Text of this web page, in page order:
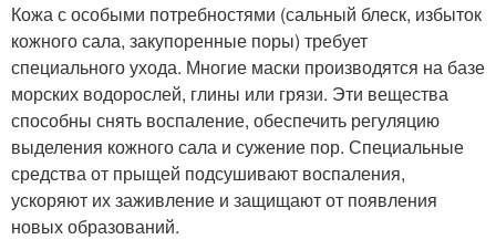
Кожа с особыми потребностями (сальный блеск, избыток
кожного сала, закупоренные поры) требует
специального ухода. Многие маски производятся на базе
морских водорослей, глины или грязи. Эти вещества
способны снять воспаление, обеспечить регуляцию
выделения кожного сала и сужение пор. Специальные
средства от прыщей подсушивают воспаления,
ускоряют их заживление и защищают от появления
новых образований.